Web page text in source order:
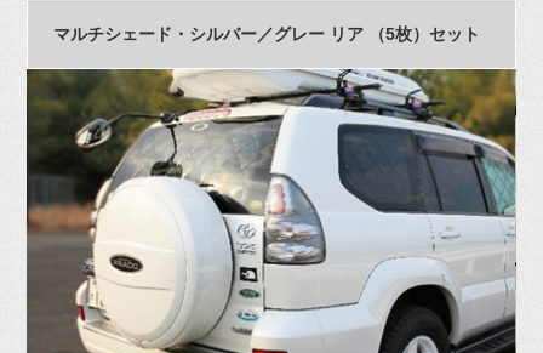
マルチシェード・シルバー／グレー リア （5枚）セット